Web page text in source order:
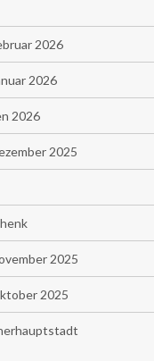
2026
2026
2026
2025
2025
2025